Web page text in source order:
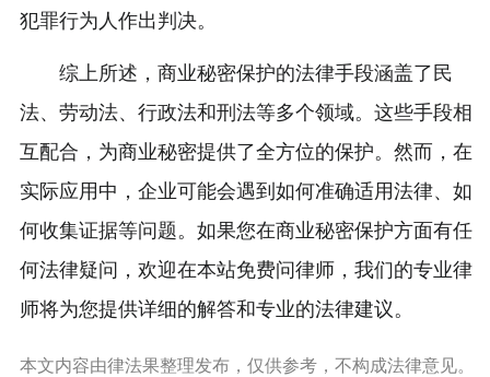
犯罪行为人作出判决。
综上所述，商业秘密保护的法律手段涵盖了民
法、劳动法、行政法和刑法等多个领域。这些手段相
互配合，为商业秘密提供了全方位的保护。然而，在
实际应用中，企业可能会遇到如何准确适用法律、如
何收集证据等问题。如果您在商业秘密保护方面有任
何法律疑问，欢迎在本站免费问律师，我们的专业律
师将为您提供详细的解答和专业的法律建议。
本文内容由律法果整理发布，仅供参考，不构成法律意见。